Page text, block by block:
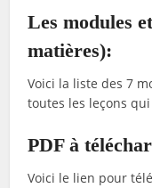
Les modules
matières):
Voici la liste des 7
toutes les leçons
PDF à
Voici le lien pour